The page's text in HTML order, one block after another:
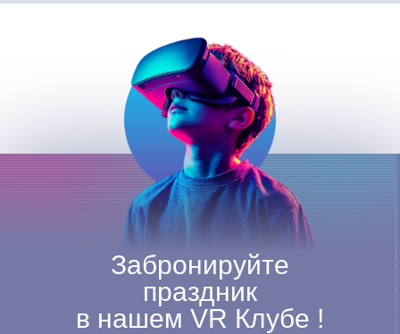
Забронируйте
праздник
в нашем VR Клубе !